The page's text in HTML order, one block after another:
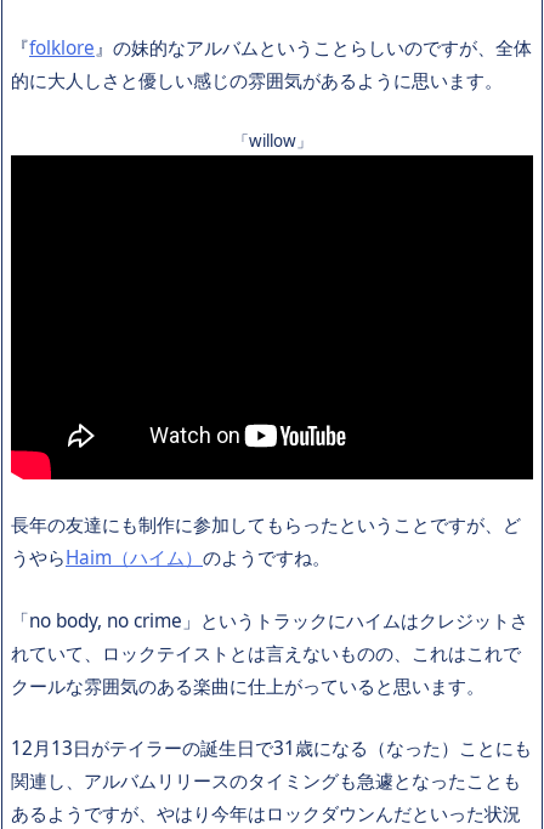
『folklore』の妹的なアルバムということらしいのですが、全体
的に大人しさと優しい感じの雰囲気があるように思います。
「willow」
長年の友達にも制作に参加してもらったということですが、ど
うやらHaim（ハイム） のようですね。
「no body, no crime」というトラックにハイムはクレジットさ
れていて、ロックテイストとは言えないものの、これはこれで
クールな雰囲気のある楽曲に仕上がっていると思います。
12月13日がテイラーの誕生日で31歳になる（なった）ことにも
関連し、アルバムリリースのタイミングも急遽となったことも
あるようですが、やはり今年はロックダウンんだといった状況